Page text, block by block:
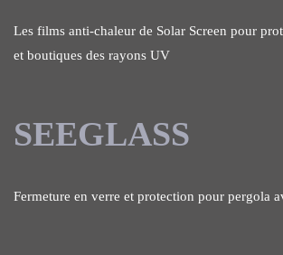
Les films anti-chaleur de Solar Screen pour
et boutiques des rayons UV
SEEGLASS
Fermeture en verre et protection pour pergola